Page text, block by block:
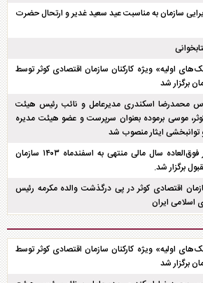
سازمان به مناسبت عید سعید غدیر و ارتحال حضرت
اولیه» ویژه کارکنان سازمان اقتصادی کوثر توسط
برگزار شد
محمدرضا اسکندری مدیرعامل و نائب رئیس هیئت
موسی برموده بعنوان سرپرست و عضو هیئت مدیره
ایثار منصوب شد
مجمع عمومی عادی بطور فوق‌العاده سال مالی منتهی به اسفند‌ماه ۱۴۰۳ سازمان
برگزار شد.
اقتصادی کوثر در پی درگذشت والده مکرمه رئیس
ایران
اولیه» ویژه کارکنان سازمان اقتصادی کوثر توسط
برگزار شد